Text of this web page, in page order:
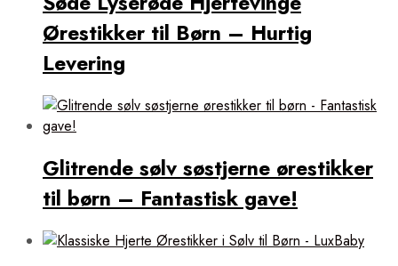
Ørestikker til Børn – Hurtig
Levering
Glitrende sølv søstjerne ørestikker
til børn – Fantastisk gave!